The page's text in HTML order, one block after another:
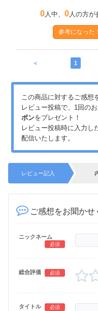
0人中、 0人の方が
参考になった！
＜ 1
この商品に対するご感想
レビュー投稿で、1回の
ポンをプレゼント！
レビュー投稿時に入力し
配信いたします。
レビュー記入
ご感想をお聞かせ
ニックネーム
必須
総合評価 必須
タイトル 必須